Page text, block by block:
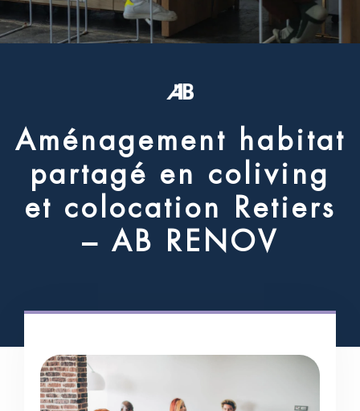
Aménagement ha bitat
partagé en co iving
et co ocation Retiers
– AB RE NOV